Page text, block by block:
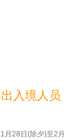
入境人员
月28日(除夕)至2月